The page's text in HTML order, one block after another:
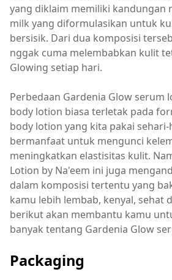
yang diklaim memiliki kandungan
milk yang diformulasikan untuk
bersisik. Dari dua komposisi
nggak cuma melembabkan kulit
Glowing setiap hari.
Perbedaan Gardenia Glow serum
body lotion biasa terletak pada
body lotion yang kita pakai sehari-
bermanfaat untuk mengunci
meningkatkan elastisitas kulit.
Lotion by Na'eem ini juga
dalam komposisi tertentu yang
kamu lebih lembab, kenyal, sehat
berikut akan membantu kamu
banyak tentang Gardenia Glow
Packaging